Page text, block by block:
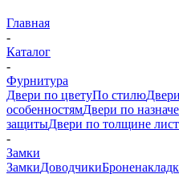
Главная
-
Каталог
-
Фурнитура
Двери по цветуПо стилю
особенностямДвери по
защитыДвери по толщине
-
Замки
ЗамкиДоводчики